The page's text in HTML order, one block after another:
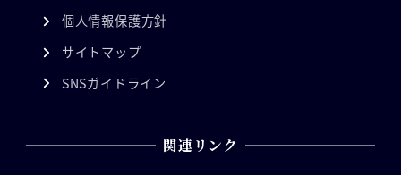
個人情報保護方針
サイトマップ
SNSガイドライン
関連リンク